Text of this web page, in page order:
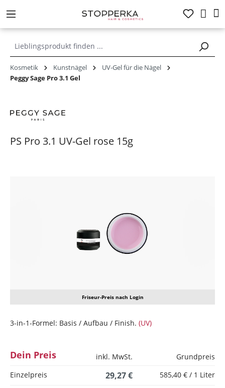
springen
Kosmetik Kunstnägel
UV-Gel für die Nägel
Peggy Sage Pro 3.1 Gel
PS Pro 3.1 UV-Gel rose 15g
Friseur-Preis nach Login
3-in-1-Formel: Basis / Aufbau / Finish. (UV)
Dein Preis inkl. MwSt.
Grundpreis
Einzelpreis
29,27 € 585,40 € / 1 Liter